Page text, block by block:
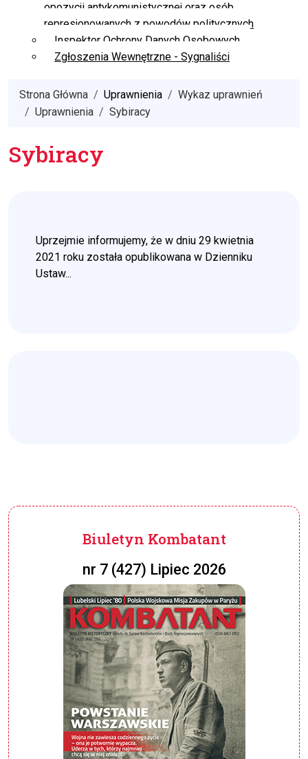
opozycji antykomunistycznej oraz osób
represjonowanych z powodów politycznych
Inspektor Ochrony Danych Osobowych
Zgłoszenia Wewnętrzne - Sygnaliści
Strona Główna Uprawnienia
Wykaz uprawnień
Uprawnienia
Sybiracy
Sybiracy
Uprzejmie informujemy, że w dniu 29 kwietnia
2021 roku została opublikowana w Dzienniku
Ustaw...
Biuletyn Kombatant
nr 7 (427) Lipiec 2026